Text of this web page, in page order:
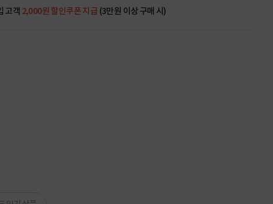
고객 2,000원 할인쿠폰 지급 (3만원 이상 구매 시)